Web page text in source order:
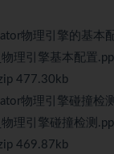
物理引擎的基本
理引擎基本配置
477.30kb
物理引擎碰撞检测
理引擎碰撞检测
469.87kb